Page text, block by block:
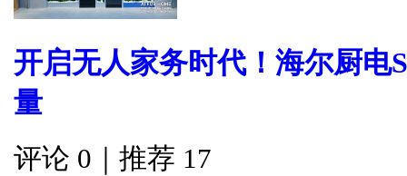
开启无人家务时代！海尔厨电
量
评论 0｜推荐 17